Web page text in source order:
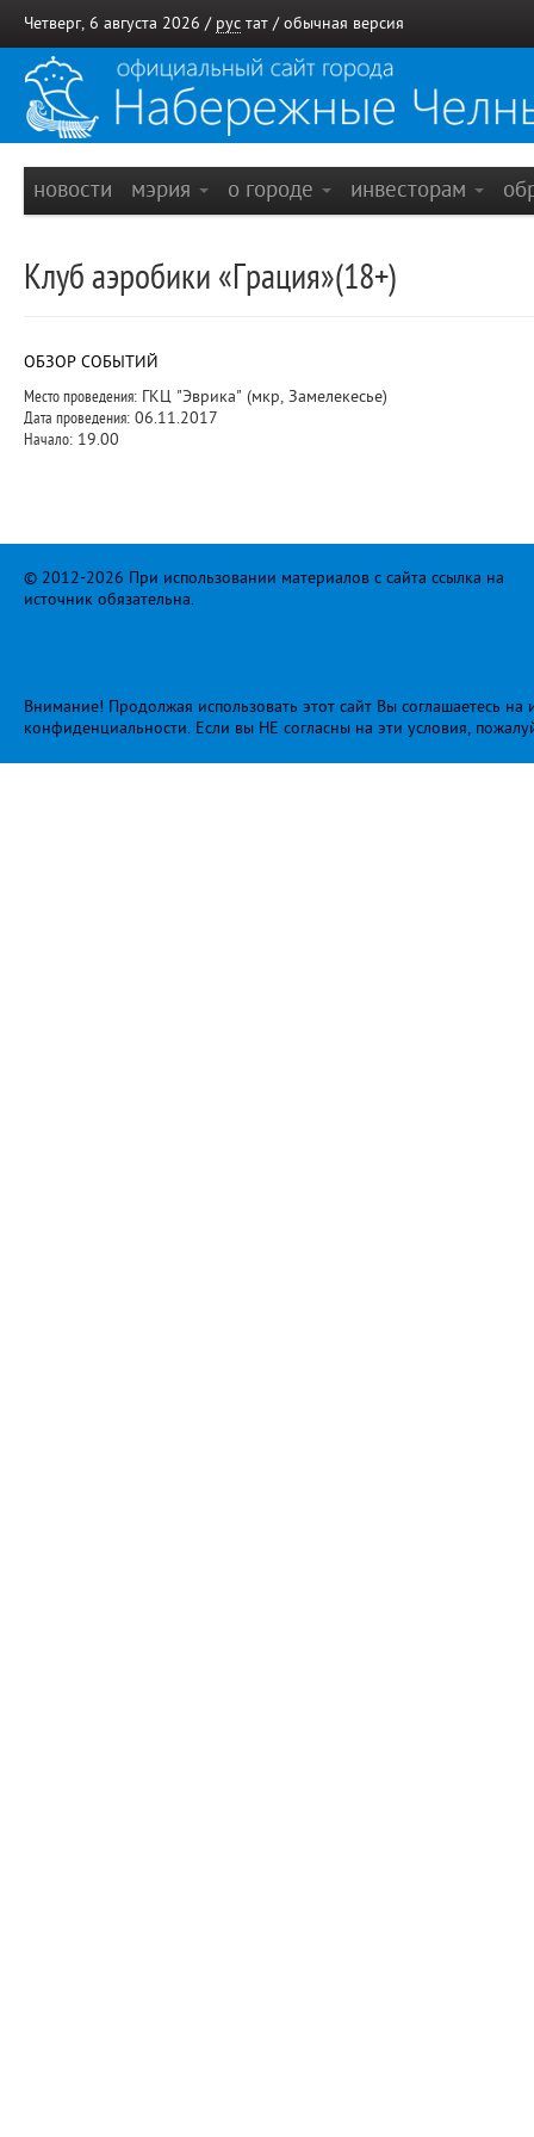
Четверг, 6 августа 2026 / рус тат / обычная версия
новости мэрия о городе инвесторам
Клуб аэробики «Грация»(18+)
ОБЗОР СОБЫТИЙ
Место проведения: ГКЦ "Эврика" (мкр, Замелекесье)
Дата проведения: 06.11.2017
Начало: 19.00
© 2012-2026 При использовании материалов с сайта ссылка на
источник обязательна.
Внимание! Продолжая использовать этот сайт Вы соглашаетесь
конфиденциальности. Если вы НЕ согласны на эти условия,